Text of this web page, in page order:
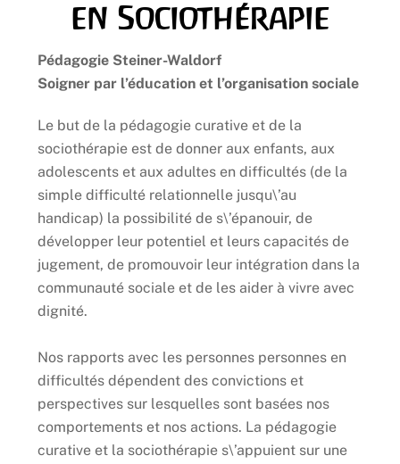
en Sociothérapie
Pédagogie Steiner-Waldorf
Soigner par l’éducation et l’organisation sociale
Le but de la pédagogie curative et de la
sociothérapie est de donner aux enfants, aux
adolescents et aux adultes en difficultés (de la
simple difficulté relationnelle jusqu\’au
handicap) la possibilité de s\’épanouir, de
développer leur potentiel et leurs capacités de
jugement, de promouvoir leur intégration dans la
communauté sociale et de les aider à vivre avec
dignité.
Nos rapports avec les personnes personnes en
difficultés dépendent des convictions et
perspectives sur lesquelles sont basées nos
comportements et nos actions. La pédagogie
curative et la sociothérapie s\’appuient sur une